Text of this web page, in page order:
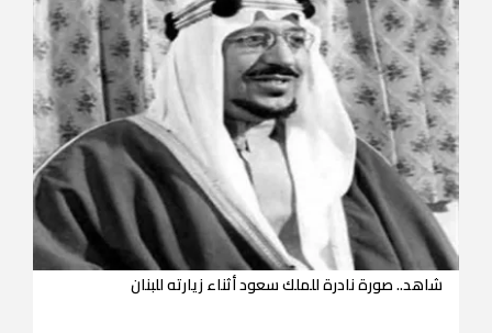
شاهد.. صورة نادرة للملك سعود أثناء زيارته للبنان